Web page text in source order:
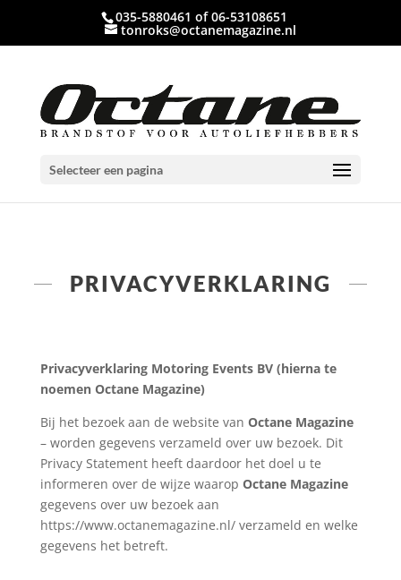
035-5880461 of 06-53108651
tonroks@octanemagazine.nl
Selecteer een pagina
PRIVACYVERKLARING
Privacyverklaring Motoring Events BV (hierna te
noemen Octane Magazine)
Bij het bezoek aan de website van Octane Magazine
– worden gegevens verzameld over uw bezoek. Dit
Privacy Statement heeft daardoor het doel u te
informeren over de wijze waarop Octane Magazine
gegevens over uw bezoek aan
https://www.octanemagazine.nl/ verzameld en welke
gegevens het betreft.